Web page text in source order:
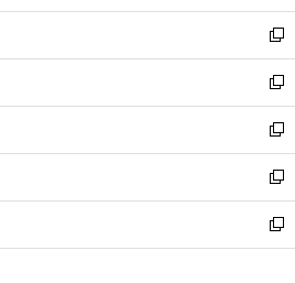
開
く
ウ
で
開
く
ン
ド
ウ
で
開
く
ウ
ィ
ン
ド
ウ
で
開
く
新
し
い
ウ
ィ
ン
ド
ウ
で
開
新
し
い
ウ
ィ
ン
ド
ウ
新
し
い
ウ
ィ
ン
新
し
い
ウ
新
し